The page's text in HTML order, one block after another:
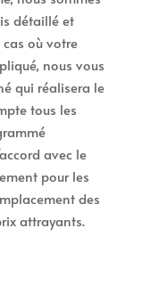
détaillé et
où votre
nous vous
qui réalisera le
tous les
avec le
pour les
des
attrayants.